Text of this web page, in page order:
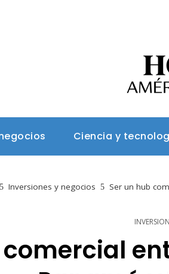
Ciencia y
Inversiones y negocios Ser un hub